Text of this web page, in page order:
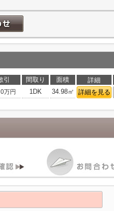
間取り 面積 詳細
0万円 1DK 34.98㎡ 詳細を見る